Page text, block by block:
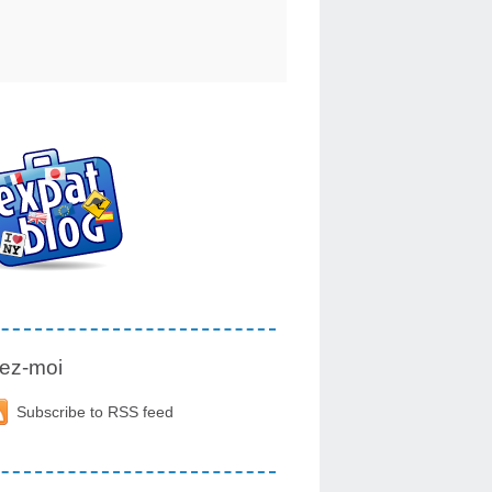
moi
Subscribe to RSS feed